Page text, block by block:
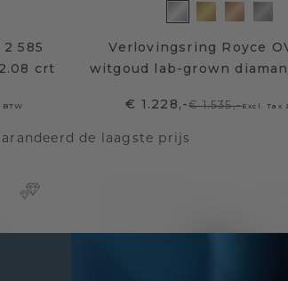
585
crt
Verlovingsring Royce
witgoud lab-grown
€ 1.228,-€ 1.535,-Excl. Tax
de laagste prijs